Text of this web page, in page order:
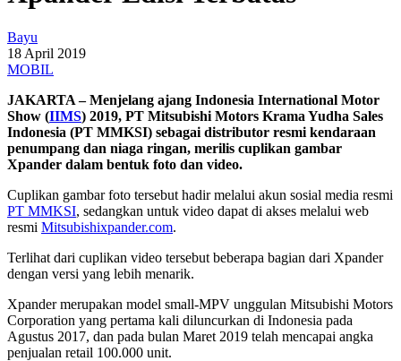
Bayu
18 April 2019
MOBIL
JAKARTA – Menjelang ajang Indonesia International Motor
Show (IIMS) 2019, PT Mitsubishi Motors Krama Yudha Sales
Indonesia (PT MMKSI) sebagai distributor resmi kendaraan
penumpang dan niaga ringan, merilis cuplikan gambar
Xpander dalam bentuk foto dan video.
Cuplikan gambar foto tersebut hadir melalui akun sosial media resmi
PT MMKSI, sedangkan untuk video dapat di akses melalui web
resmi Mitsubishixpander.com.
Terlihat dari cuplikan video tersebut beberapa bagian dari Xpander
dengan versi yang lebih menarik.
Xpander merupakan model small-MPV unggulan Mitsubishi Motors
Corporation yang pertama kali diluncurkan di Indonesia pada
Agustus 2017, dan pada bulan Maret 2019 telah mencapai angka
penjualan retail 100.000 unit.